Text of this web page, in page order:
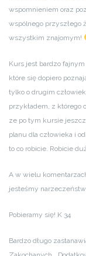
wspomnieniem oraz
wspólnego przyszłego
wszystkim znajomym!
Kurs jest bardzo
które się dopiero
tylko o drugim
przykładem, z którego
ze po tym kursie
planu dla człowieka i
to co robicie. Robicie
A w wielu
jesteśmy
Pobieramy się! K 34
Bardzo długo